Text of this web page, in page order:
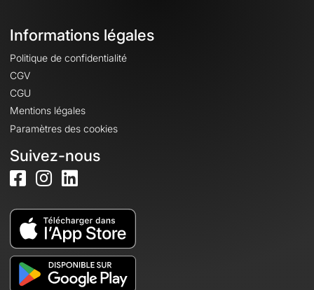
Informations légales
Politique de confidentialité
CGV
CGU
Mentions légales
Paramètres des cookies
Suivez-nous